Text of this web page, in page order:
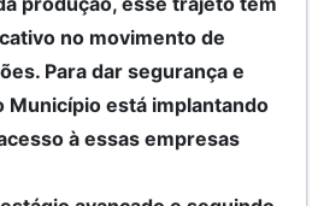
no movimento de
Para dar segurança e
Município está implantando
à essas empresas